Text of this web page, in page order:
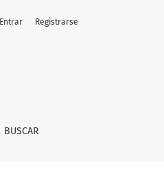
BUSCAR
Entrar Registrarse